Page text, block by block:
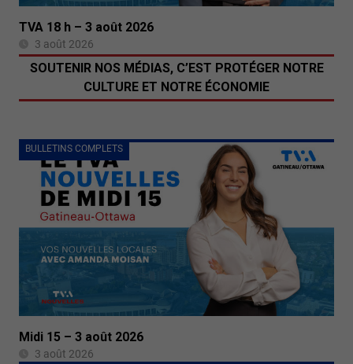
TVA 18 h – 3 août 2026
3 août 2026
BULLETINS COMPLETS
Midi 15 – 3 août 2026
3 août 2026
SOUTENIR NOS MÉDIAS, C’EST PROTÉGER NOTRE
CULTURE ET NOTRE ÉCONOMIE